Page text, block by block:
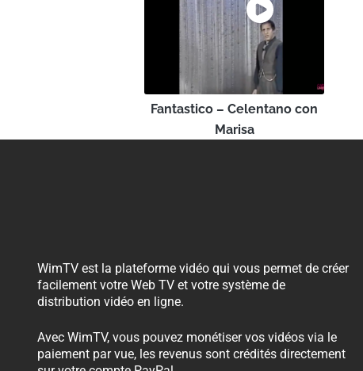
Fantastico – Celentano con
Marisa
WimTV est la plateforme vidéo qui vous permet de créer
facilement votre Web TV et votre système de
distribution vidéo en ligne.
Avec WimTV, vous pouvez monétiser vos vidéos via le
paiement par vue, les revenus sont crédités directement